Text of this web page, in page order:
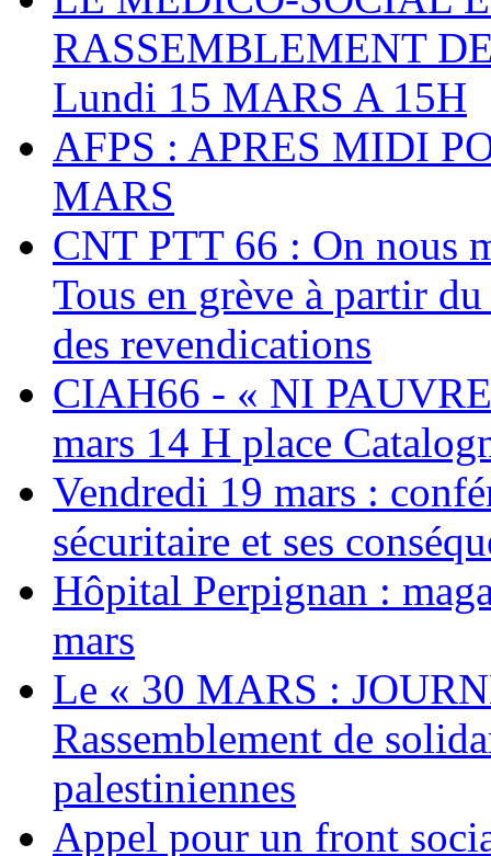
RASSEMBLEMENT
Lundi 15 MARS A 15H
AFPS : APRES MIDI
MARS
CNT PTT 66 : On nous
Tous en grève à partir
des revendications
CIAH66 - « NI
mars 14 H place
Vendredi 19 mars :
sécuritaire et ses
Hôpital Perpignan :
mars
Le « 30 MARS :
Rassemblement de
palestiniennes
Appel pour un front